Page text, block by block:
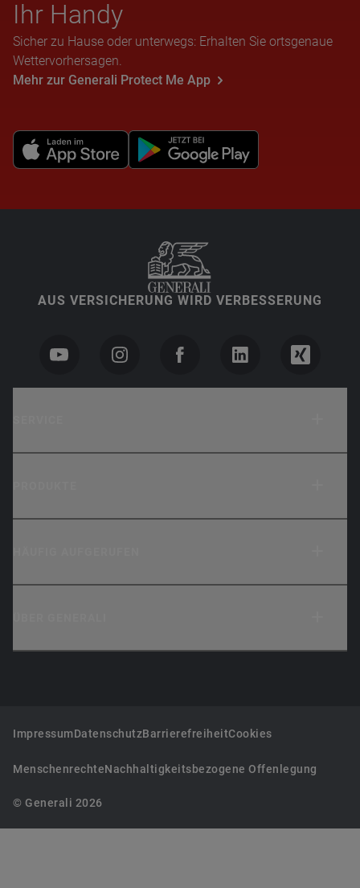
Ihr Handy
Sicher zu Hause oder unterwegs: Erhalten Sie ortsgenaue
Wettervorhersagen.
Mehr zur Generali Protect Me App
AUS VERSICHERUNG WIRD VERBESSERUNG
ImpressumDatenschutzBarrierefreiheitCookies
MenschenrechteNachhaltigkeitsbezogene Offenlegung
© Generali 2026